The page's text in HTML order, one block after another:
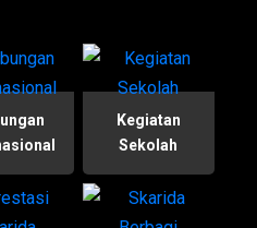
Kegiatan
Sekolah